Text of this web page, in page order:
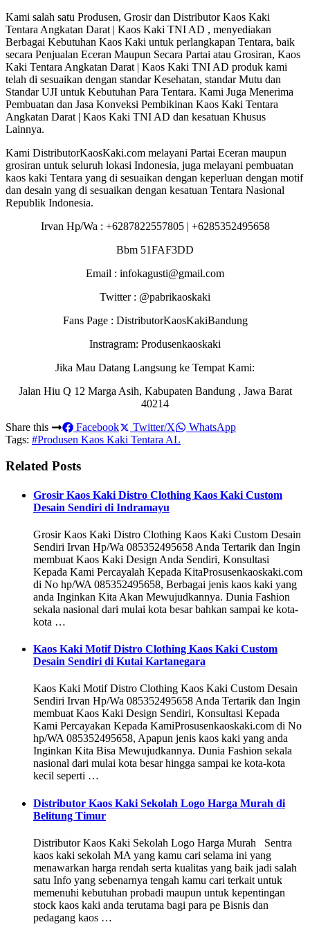
Kami salah satu Produsen, Grosir dan Distributor Kaos Kaki
Tentara Angkatan Darat | Kaos Kaki TNI AD , menyediakan
Berbagai Kebutuhan Kaos Kaki untuk perlangkapan Tentara, baik
secara Penjualan Eceran Maupun Secara Partai atau Grosiran, Kaos
Kaki Tentara Angkatan Darat | Kaos Kaki TNI AD produk kami
telah di sesuaikan dengan standar Kesehatan, standar Mutu dan
Standar UJI untuk Kebutuhan Para Tentara. Kami Juga Menerima
Pembuatan dan Jasa Konveksi Pembikinan Kaos Kaki Tentara
Angkatan Darat | Kaos Kaki TNI AD dan kesatuan Khusus
Lainnya.
Kami DistributorKaosKaki.com melayani Partai Eceran maupun
grosiran untuk seluruh lokasi Indonesia, juga melayani pembuatan
kaos kaki Tentara yang di sesuaikan dengan keperluan dengan motif
dan desain yang di sesuaikan dengan kesatuan Tentara Nasional
Republik Indonesia.
Irvan Hp/Wa : +6287822557805 | +6285352495658
Bbm 51FAF3DD
Email : infokagusti@gmail.com
Twitter : @pabrikaoskaki
Fans Page : DistributorKaosKakiBandung
Instragram: Produsenkaoskaki
Jika Mau Datang Langsung ke Tempat Kami:
Jalan Hiu Q 12 Marga Asih, Kabupaten Bandung , Jawa Barat
40214
Share this
Facebook Twitter/X
WhatsApp
Tags: #Produsen Kaos Kaki Tentara AL
Related Posts
Grosir Kaos Kaki Distro Clothing Kaos Kaki Custom
Desain Sendiri di Indramayu
Grosir Kaos Kaki Distro Clothing Kaos Kaki Custom Desain
Sendiri Irvan Hp/Wa 085352495658 Anda Tertarik dan Ingin
membuat Kaos Kaki Design Anda Sendiri, Konsultasi
Kepada Kami Percayalah Kepada KitaProsusenkaoskaki.com
di No hp/WA 085352495658, Berbagai jenis kaos kaki yang
anda Inginkan Kita Akan Mewujudkannya. Dunia Fashion
sekala nasional dari mulai kota besar bahkan sampai ke kota-
kota …
Kaos Kaki Motif Distro Clothing Kaos Kaki Custom
Desain Sendiri di Kutai Kartanegara
Kaos Kaki Motif Distro Clothing Kaos Kaki Custom Desain
Sendiri Irvan Hp/Wa 085352495658 Anda Tertarik dan Ingin
membuat Kaos Kaki Design Sendiri, Konsultasi Kepada
Kami Percayakan Kepada KamiProsusenkaoskaki.com di No
hp/WA 085352495658, Apapun jenis kaos kaki yang anda
Inginkan Kita Bisa Mewujudkannya. Dunia Fashion sekala
nasional dari mulai kota besar hingga sampai ke kota-kota
kecil seperti …
Distributor Kaos Kaki Sekolah Logo Harga Murah di
Belitung Timur
Distributor Kaos Kaki Sekolah Logo Harga Murah Sentra
kaos kaki sekolah MA yang kamu cari selama ini yang
menawarkan harga rendah serta kualitas yang baik jadi salah
satu Info yang sebenarnya tengah kamu cari terkait untuk
memenuhi kebutuhan probadi maupun untuk kepentingan
stock kaos kaki anda terutama bagi para pe Bisnis dan
pedagang kaos …